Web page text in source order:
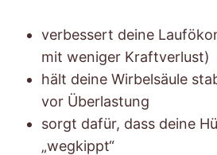
verbessert deine
mit weniger Kraftverlust)
hält deine Wirbelsäule
vor Überlastung
sorgt dafür, dass deine
„wegkippt“